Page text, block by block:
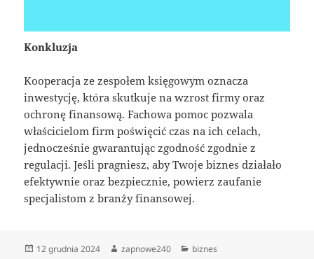
Konkluzja
Kooperacja ze zespołem księgowym oznacza
inwestycję, która skutkuje na wzrost firmy oraz
ochronę finansową. Fachowa pomoc pozwala
właścicielom firm poświęcić czas na ich celach,
jednocześnie gwarantując zgodność zgodnie z
regulacji. Jeśli pragniesz, aby Twoje biznes działało
efektywnie oraz bezpiecznie, powierz zaufanie
specjalistom z branży finansowej.
Data
12 grudnia 2024 Autor
zapnowe240 Kategorie
biznes